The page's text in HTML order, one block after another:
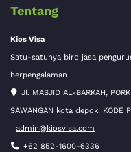
Tentang
Kios Visa
Satu-satunya biro jasa
berpengalaman
Jl. MASJID AL-BARKAH,
SAWANGAN kota depok. KODE
admin@kiosvisa.com
+62 852-1600-6336